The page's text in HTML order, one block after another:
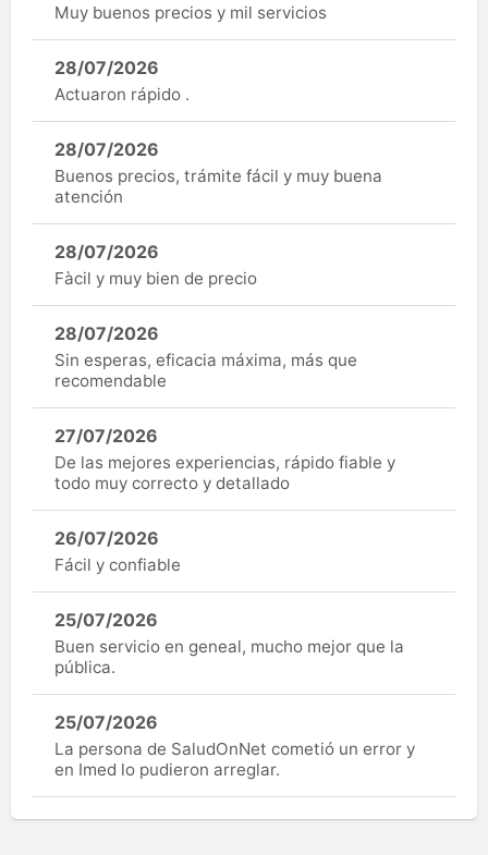
Muy buenos precios y mil servicios
28/07/2026
Actuaron rápido .
28/07/2026
Buenos precios, trámite fácil y muy buena
atención
28/07/2026
Fàcil y muy bien de precio
28/07/2026
Sin esperas, eficacia máxima, más que
recomendable
27/07/2026
De las mejores experiencias, rápido fiable y
todo muy correcto y detallado
26/07/2026
Fácil y confiable
25/07/2026
Buen servicio en geneal, mucho mejor que la
pública.
25/07/2026
La persona de SaludOnNet cometió un error y
en Imed lo pudieron arreglar.